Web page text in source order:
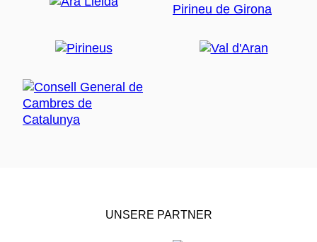
UNSERE PARTNER